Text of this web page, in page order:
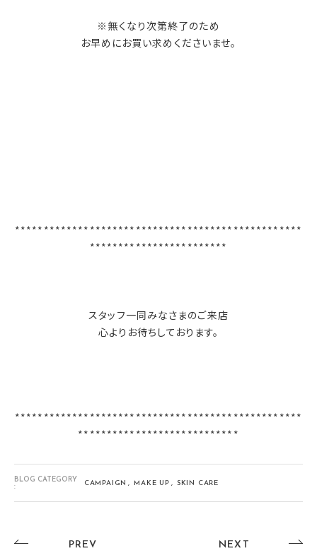
※無くなり次第終了のため
お早めにお買い求めくださいませ。
**************************************************
************************
スタッフ一同みなさまのご来店
心よりお待ちしております。
**************************************************
****************************
BLOG CATEGORY
:
CAMPAIGN MAKE UP SKIN CARE
PREV NEXT